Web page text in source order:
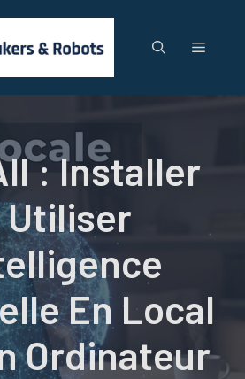
Menu
: Installer
Utiliser
En Local
Ordinateur